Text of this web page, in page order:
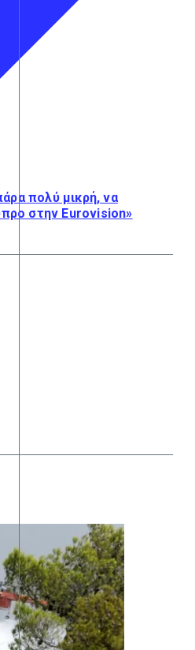
πολύ μικρή, να
στην Eurovision»